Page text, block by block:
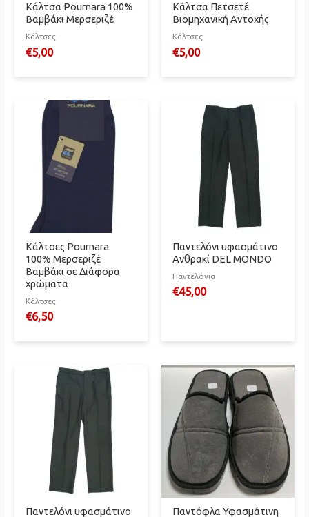
Κάλτσα Pournara 100%
Βαμβάκι Μερσεριζέ
Κάλτσες
€5,00
Κάλτσα Πετσετέ
Βιομηχανική Αντοχής
Κάλτσες
€5,00
Κάλτσες Pournara
100% Μερσεριζέ
Βαμβάκι σε Διάφορα
χρώματα
Κάλτσες
€6,50
Παντελόνι υφασμάτινο
Ανθρακί DEL MONDO
Παντελόνια
€45,00
Παντελόνι υφασμάτινο
Παντόφλα Υφασμάτινη